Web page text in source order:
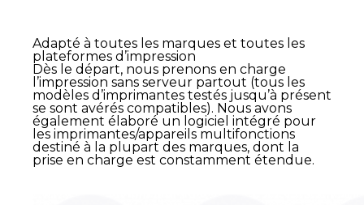
Adapté à toutes les marques et toutes les
plateformes d’impression
Dès le départ, nous prenons en charge
l’impression sans serveur partout (tous les
modèles d’imprimantes testés jusqu’à présent
se sont avérés compatibles). Nous avons
également élaboré un logiciel intégré pour
les imprimantes/appareils multifonctions
destiné à la plupart des marques, dont la
prise en charge est constamment étendue.